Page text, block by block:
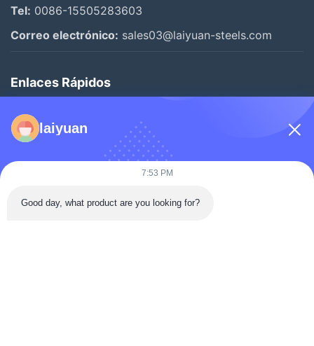
PPGI y PPGL
Acero inoxidable
Tel: 0086-15505283603
Correo electrónico: sales03@laiyuan-steels.com
Enlaces Rápidos
Inicio
Productos
Los Vídeos
Visita A La Fábrica
laiyuan
7:53 PM
Good day, what product are you looking for?